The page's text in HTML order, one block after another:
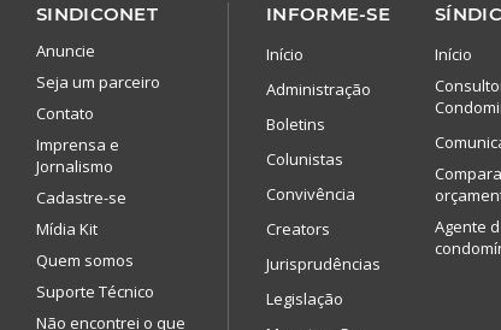
SINDICONET
Anuncie
Seja um parceiro
Contato
Imprensa e
Jornalismo
Cadastre-se
Mídia Kit
Quem somos
Suporte Técnico
Não encontrei o que
INFORME-SE
Início
Administração
Boletins
Colunistas
Convivência
Creators
Jurisprudências
Legislação
Início
Agente